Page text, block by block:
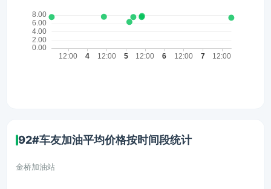
92#车友加油平均价格按时间段统计
金桥加油站